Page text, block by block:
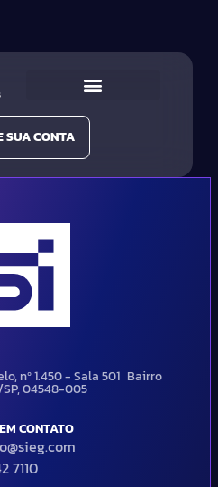
SUA CONTA
nº 1.450 - Sala 501 Bairro
04548-005
CONTATO
7110